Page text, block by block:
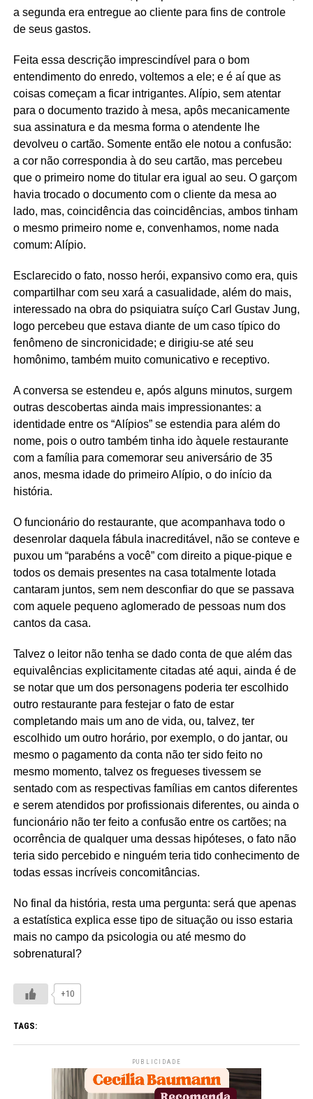
a segunda era entregue ao cliente para fins de controle
de seus gastos.
Feita essa descrição imprescindível para o bom
entendimento do enredo, voltemos a ele; e é aí que as
coisas começam a ficar intrigantes. Alípio, sem atentar
para o documento trazido à mesa, apôs mecanicamente
sua assinatura e da mesma forma o atendente lhe
devolveu o cartão. Somente então ele notou a confusão:
a cor não correspondia à do seu cartão, mas percebeu
que o primeiro nome do titular era igual ao seu. O garçom
havia trocado o documento com o cliente da mesa ao
lado, mas, coincidência das coincidências, ambos tinham
o mesmo primeiro nome e, convenhamos, nome nada
comum: Alípio.
Esclarecido o fato, nosso herói, expansivo como era, quis
compartilhar com seu xará a casualidade, além do mais,
interessado na obra do psiquiatra suíço Carl Gustav Jung,
logo percebeu que estava diante de um caso típico do
fenômeno de sincronicidade; e dirigiu-se até seu
homônimo, também muito comunicativo e receptivo.
A conversa se estendeu e, após alguns minutos, surgem
outras descobertas ainda mais impressionantes: a
identidade entre os “Alípios” se estendia para além do
nome, pois o outro também tinha ido àquele restaurante
com a família para comemorar seu aniversário de 35
anos, mesma idade do primeiro Alípio, o do início da
história.
O funcionário do restaurante, que acompanhava todo o
desenrolar daquela fábula inacreditável, não se conteve e
puxou um “parabéns a você” com direito a pique-pique e
todos os demais presentes na casa totalmente lotada
cantaram juntos, sem nem desconfiar do que se passava
com aquele pequeno aglomerado de pessoas num dos
cantos da casa.
Talvez o leitor não tenha se dado conta de que além das
equivalências explicitamente citadas até aqui, ainda é de
se notar que um dos personagens poderia ter escolhido
outro restaurante para festejar o fato de estar
completando mais um ano de vida, ou, talvez, ter
escolhido um outro horário, por exemplo, o do jantar, ou
mesmo o pagamento da conta não ter sido feito no
mesmo momento, talvez os fregueses tivessem se
sentado com as respectivas famílias em cantos diferentes
e serem atendidos por profissionais diferentes, ou ainda o
funcionário não ter feito a confusão entre os cartões; na
ocorrência de qualquer uma dessas hipóteses, o fato não
teria sido percebido e ninguém teria tido conhecimento de
todas essas incríveis concomitâncias.
No final da história, resta uma pergunta: será que apenas
a estatística explica esse tipo de situação ou isso estaria
mais no campo da psicologia ou até mesmo do
sobrenatural?
+10
TAGS:
PUBLICIDADE